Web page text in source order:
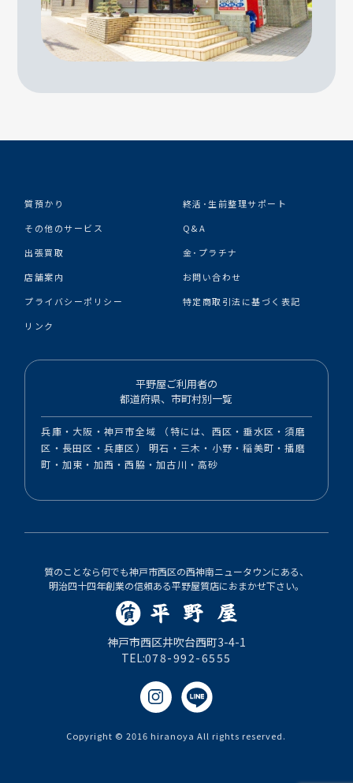
質預かり
終活･生前整理サポート
その他のサービス
Q&A
出張買取
金･プラチナ
店舗案内
お問い合わせ
プライバシーポリシー
特定商取引法に基づく表記
リンク
平野屋ご利用者の
都道府県、市町村別一覧
兵庫・大阪・神戸市全域 （特には、西区・垂水区・須磨
区・長田区・兵庫区） 明石・三木・小野・稲美町・播磨
町・加東・加西・西脇・加古川・高砂
質のことなら何でも神戸市西区の西神南ニュータウンにある、
明治四十四年創業の信頼ある平野屋質店におまかせ下さい。
神戸市西区井吹台西町3-4-1
TEL:078-992-6555
Copyright © 2016 hiranoya All rights reserved.